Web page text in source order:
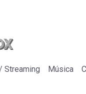
Streaming Música